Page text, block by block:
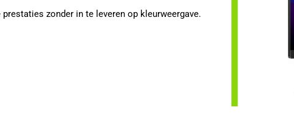
zonder in te leveren op kleurweergave.